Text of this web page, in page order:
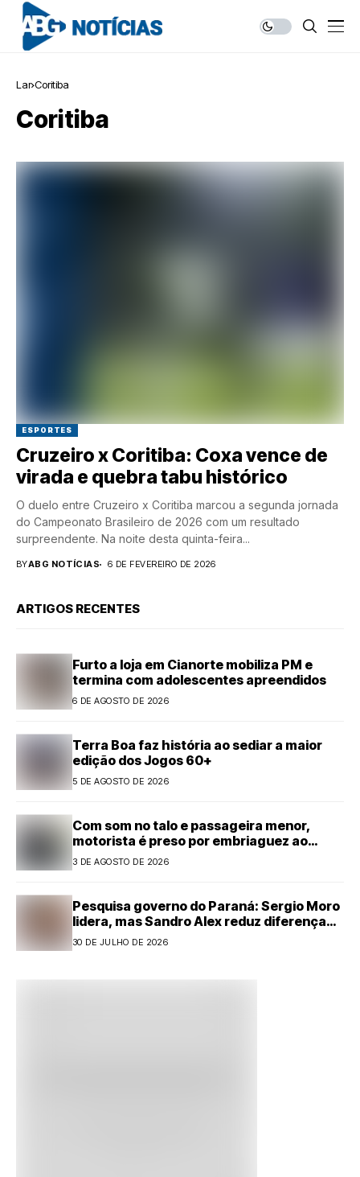
Lar Coritiba
Coritiba
ESPORTES
Cruzeiro x Coritiba: Coxa vence de
virada e quebra tabu histórico
O duelo entre Cruzeiro x Coritiba marcou a segunda jornada
do Campeonato Brasileiro de 2026 com um resultado
surpreendente. Na noite desta quinta-feira...
BYABG NOTÍCIAS 6 DE FEVEREIRO DE 2026
ARTIGOS RECENTES
Furto a loja em Cianorte mobiliza PM e
termina com adolescentes apreendidos
6 DE AGOSTO DE 2026
Terra Boa faz história ao sediar a maior
edição dos Jogos 60+
5 DE AGOSTO DE 2026
Com som no talo e passageira menor,
motorista é preso por embriaguez ao
volante em Cianorte
3 DE AGOSTO DE 2026
Pesquisa governo do Paraná: Sergio Moro
lidera, mas Sandro Alex reduz diferença
com forte alta
30 DE JULHO DE 2026